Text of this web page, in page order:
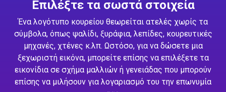
Επιλέξτε τα σωστά στοιχεία
Ένα λογότυπο κουρείου θεωρείται ατελές χωρίς τα
σύμβολα, όπως ψαλίδι, ξυράφια, λεπίδες, κουρευτικές
μηχανές, χτένες κ.λπ. Ωστόσο, για να δώσετε μια
ξεχωριστή εικόνα, μπορείτε επίσης να επιλέξετε τα
εικονίδια σε σχήμα μαλλιών ή γενειάδας που μπορούν
επίσης να μιλήσουν για λογαριασμό του την επωνυμία